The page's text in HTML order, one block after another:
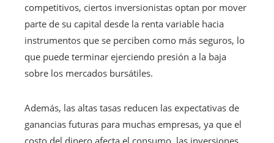
competitivos, ciertos inversionistas optan por mover
parte de su capital desde la renta variable hacia
instrumentos que se perciben como más seguros, lo
que puede terminar ejerciendo presión a la baja
sobre los mercados bursátiles.
Además, las altas tasas reducen las expectativas de
ganancias futuras para muchas empresas, ya que el
costo del dinero afecta el consumo, las inversiones